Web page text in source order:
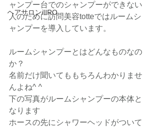
ヘアサロンiIIRO
ャンプー台でのシャンプーができない
人のために訪問美容totteではルームシ
ャンプーを導入しています。
ルームシャンプーとはどんなものなの
か？
名前だけ聞いてももちろんわかりませ
んよね^ ^
下の写真がルームシャンプーの本体と
なります
ホースの先にシャワーヘッドがついて